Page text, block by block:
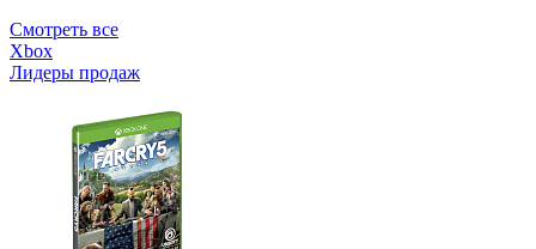
Смотреть все
Xbox
Лидеры продаж